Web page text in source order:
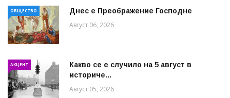
ОБЩЕСТВО Днес е Преображение Господне
Август 06, 2026
АКЦЕНТ
Какво се е случило на 5 август в
историче...
Август 05, 2026